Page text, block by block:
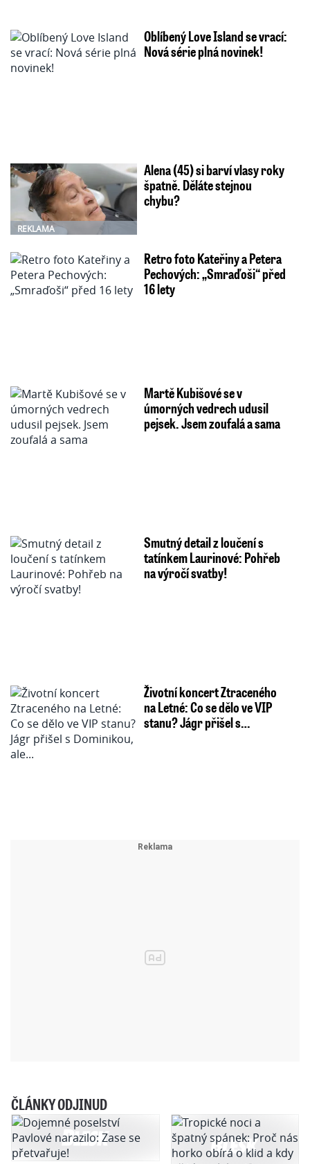
Oblíbený Love Island se vrací:
Nová série plná novinek!
REKLAMA
Alena (45) si barví vlasy roky
špatně. Děláte stejnou
chybu?
Retro foto Kateřiny a Petera
Pechových: „Smraďoši“ před
16 lety
Martě Kubišové se v
úmorných vedrech udusil
pejsek. Jsem zoufalá a sama
Smutný detail z loučení s
tatínkem Laurinové: Pohřeb
na výročí svatby!
Životní koncert Ztraceného
na Letné: Co se dělo ve VIP
stanu? Jágr přišel s…
ČLÁNKY ODJINUD